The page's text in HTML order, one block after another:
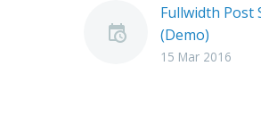
Fullwidth Post
(Demo)
15 Mar 2016